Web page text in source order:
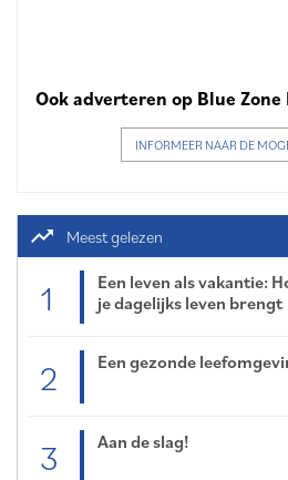
Ook adverteren op Blue
INFORMEER NAAR DE
trending_up Meest gelezen
1
Een leven als vakantie:
je dagelijks leven brengt
2 Een gezonde
3 Aan de slag!